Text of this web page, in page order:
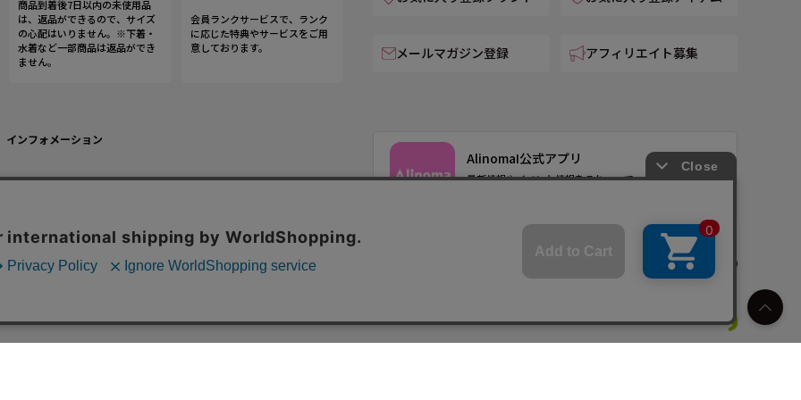
商品到着後7日以内の未使用品
は、返品ができるので、サイズ
の心配はいりません。※下着・
水着など一部商品は返品ができ
ません。
会員ランクサービスで、ランク
に応じた特典やサービスをご用
意しております。
メールマガジン登録 アフィリエイト募集
インフォメーション
運営会社
ご利用規約
AlinomaI公式アプリ
最新情報やイベント情報をこれ一つで